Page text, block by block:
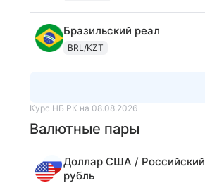
Бразильский реал
BRL/KZT
Курс НБ РК на 08.08.2026
Валютные пары
Доллар США / Российский
рубль